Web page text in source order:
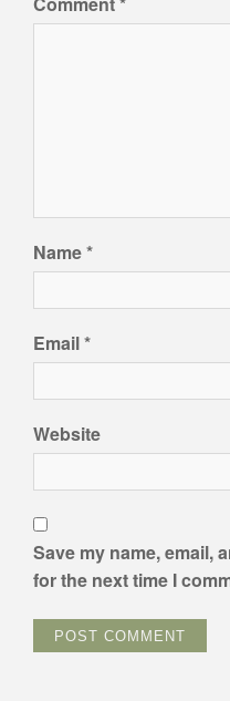
Name*
Email*
Website
Save my name, email,
for the next time I